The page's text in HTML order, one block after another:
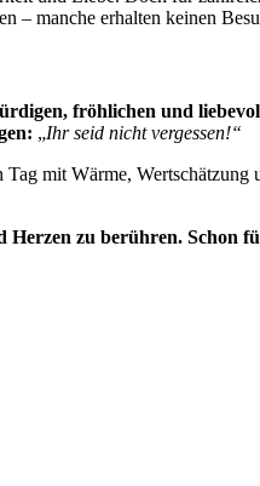
manche erhalten keinen
fröhlichen und
„Ihr seid nicht vergessen!“
mit Wärme,
zu berühren.